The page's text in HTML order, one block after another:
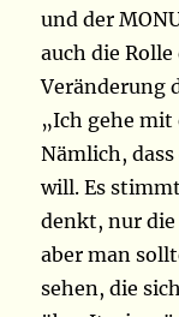
und der
auch die
Veränderung
„Ich gehe
Nämlich,
will. Es
denkt, nur
aber man
sehen, die